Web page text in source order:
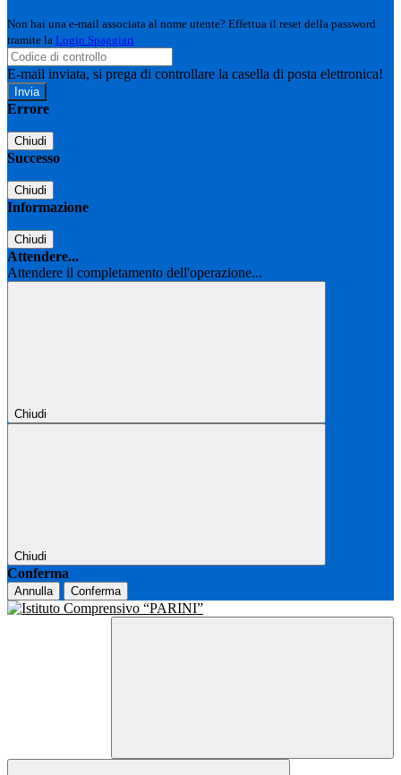
Non hai una e-mail associata al nome utente? Effettua il reset della password
tramite la Login Spaggiari
E-mail inviata, si prega di controllare la casella di posta elettronica!
Errore
Chiudi
Successo
Chiudi
Informazione
Chiudi
Attendere...
Attendere il completamento dell'operazione...
Chiudi
Chiudi
Conferma
Annulla Conferma